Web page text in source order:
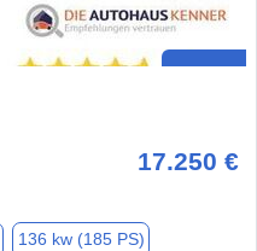
17.250 €
136 kw (185 PS)